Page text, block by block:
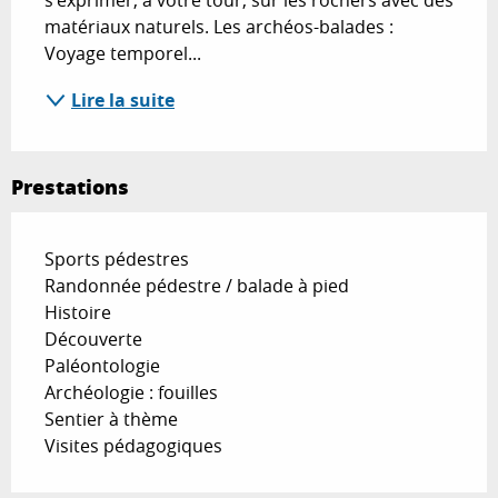
matériaux naturels. Les archéos-balades :
Voyage temporel...
Lire la suite
Prestations
Sports pédestres
Randonnée pédestre / balade à pied
Histoire
Découverte
Paléontologie
Archéologie : fouilles
Sentier à thème
Visites pédagogiques